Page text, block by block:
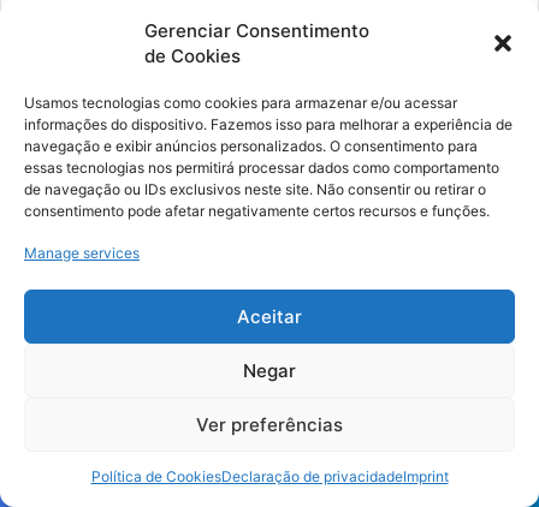
Gerenciar Consentimento
de Cookies
Usamos tecnologias como cookies para armazenar e/ou acessar
informações do dispositivo. Fazemos isso para melhorar a experiência de
navegação e exibir anúncios personalizados. O consentimento para
essas tecnologias nos permitirá processar dados como comportamento
de navegação ou IDs exclusivos neste site. Não consentir ou retirar o
consentimento pode afetar negativamente certos recursos e funções.
Manage services
Aceitar
Negar
Ver preferências
Política de CookiesDeclaração de privacidadeImprint
Educação financeira
Érika Capelato, João Victor Cezar de Oliveira, Murilo
Henrique Zucolotto Escardovelli
Educação financeira: atividades práticas para a sala de aula
surge como produto educacional originado da pesquisa
financiada pela Fundação de Amparo à Pesquisa do Estado
de São Paulo – Fapesp. O livro, apoia professores do
Ensino Médio que desejam abordar, através de
docente. Para isso, o texto apresenta sugestões de
atividades e metodologias priorizando temas práticos